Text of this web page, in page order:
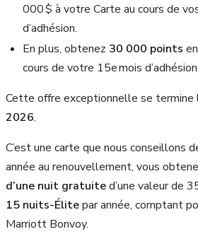
000 $ à votre Carte au cours de
d’adhésion.
En plus, obtenez 30 000 points
cours de votre 15e mois
Cette offre exceptionnelle se termine
2026.
C’est une carte que nous conseillons
année au renouvellement, vous
d’une nuit gratuited’une valeur de
15 nuits-Élitepar année, comptant
Marriott Bonvoy.